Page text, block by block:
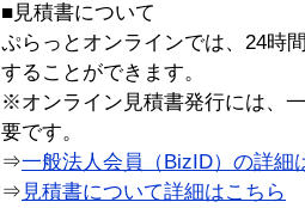
■見積書について
ぷらっとオンラインでは、24時
することができます。
※オンライン見積書発行には、
要です。
⇒一般法人会員（BizID）の詳細
⇒ 見積書について詳細はこちら